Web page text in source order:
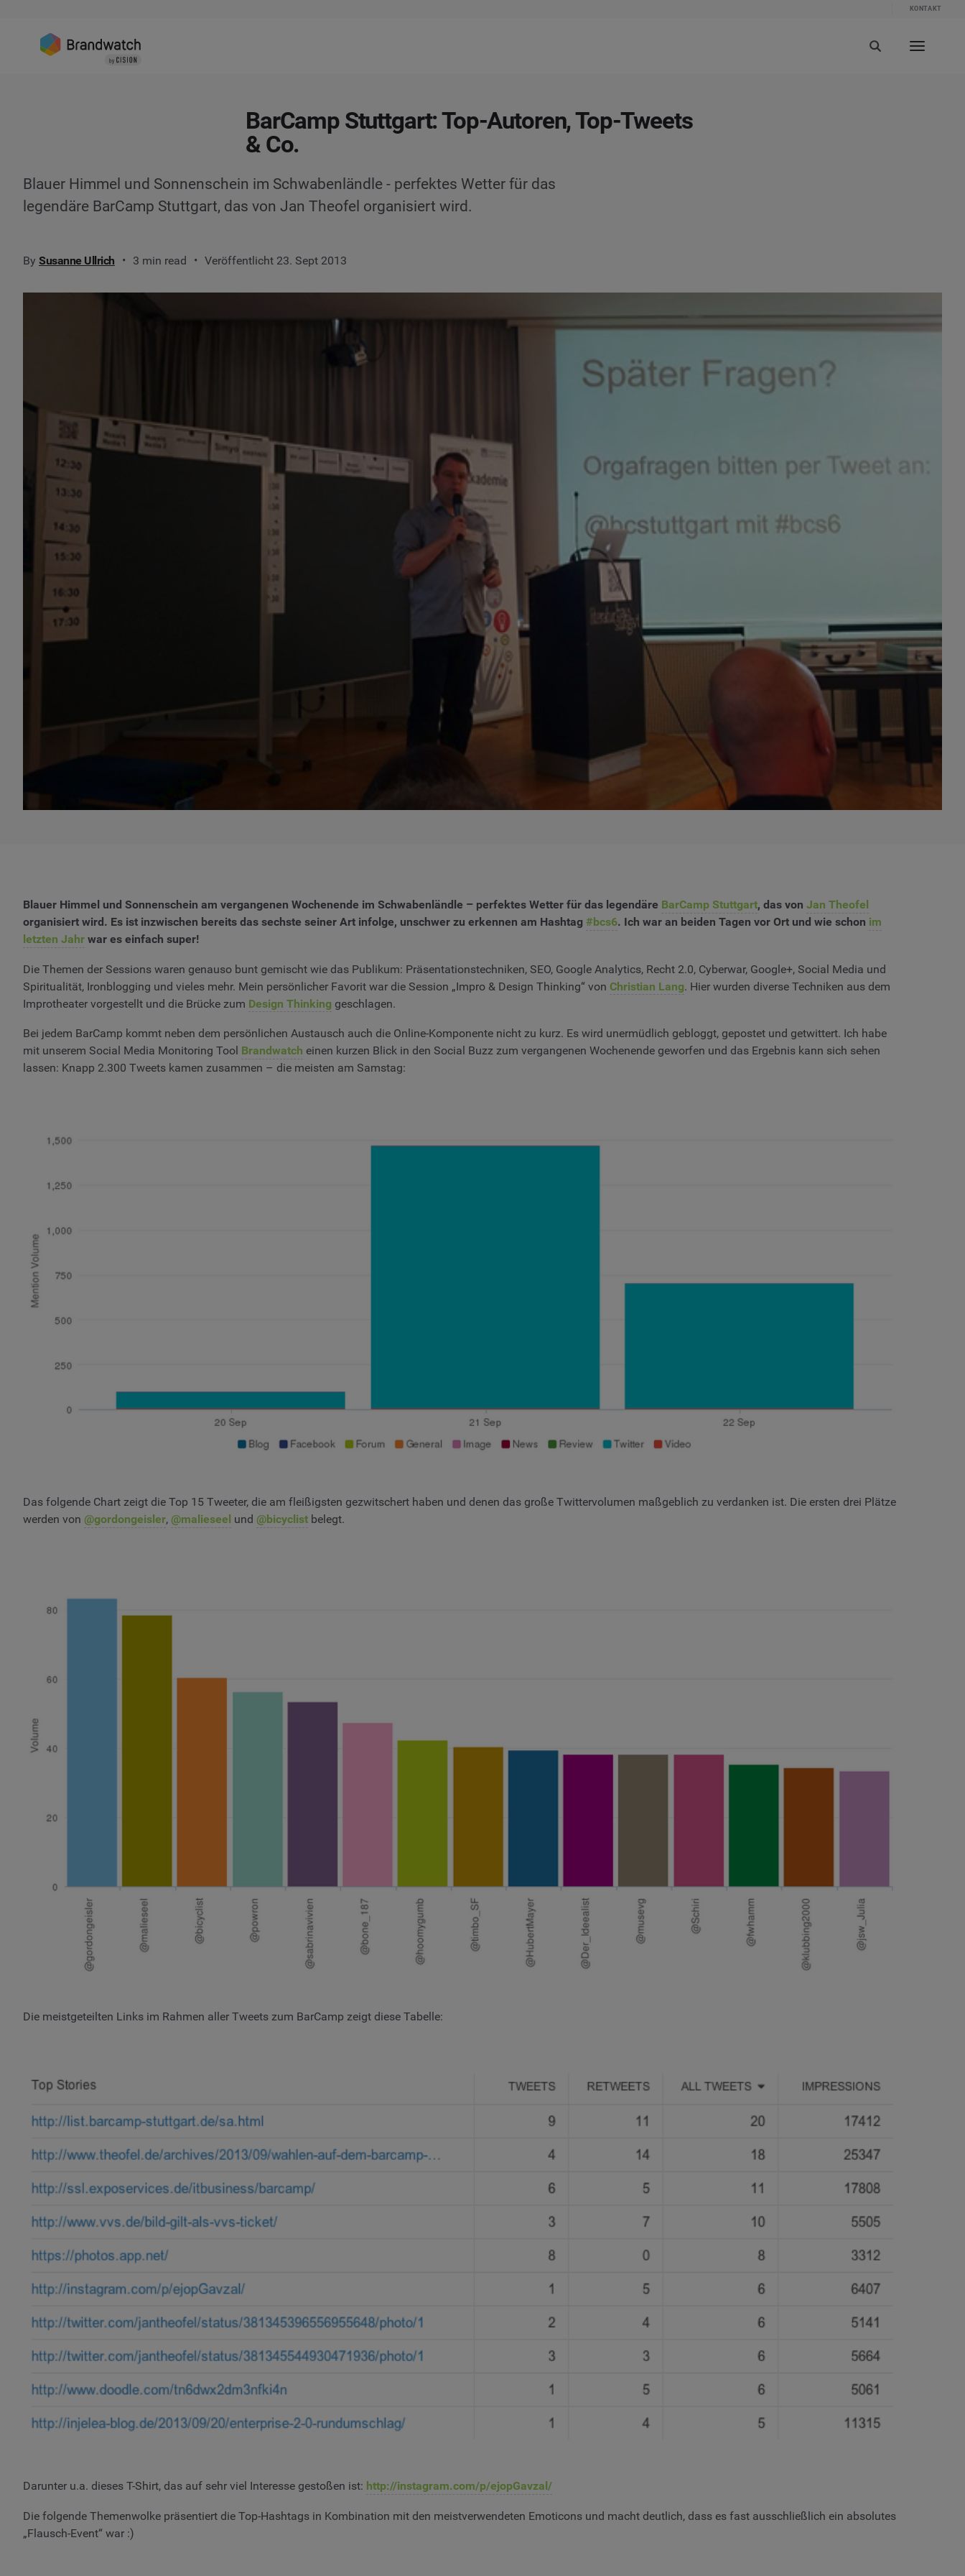
KONTAKT
BarCamp Stuttgart: Top-Autoren, Top-Tweets
& Co.
Blauer Himmel und Sonnenschein im Schwabenländle - perfektes Wetter für das
legendäre BarCamp Stuttgart, das von Jan Theofel organisiert wird.
By Susanne Ullrich 3 min read Veröffentlicht 23. Sept 2013
Blauer Himmel und Sonnenschein am vergangenen Wochenende im Schwabenländle – perfektes Wetter für das legendäre BarCamp Stuttgart, das von Jan Theofel
organisiert wird. Es ist inzwischen bereits das sechste seiner Art infolge, unschwer zu erkennen am Hashtag #bcs6. Ich war an beiden Tagen vor Ort und wie schon im
letzten Jahr war es einfach super!
Die Themen der Sessions waren genauso bunt gemischt wie das Publikum: Präsentationstechniken, SEO, Google Analytics, Recht 2.0, Cyberwar, Google+, Social Media und
Spiritualität, Ironblogging und vieles mehr. Mein persönlicher Favorit war die Session „Impro & Design Thinking“ von Christian Lang. Hier wurden diverse Techniken aus dem
Improtheater vorgestellt und die Brücke zum Design Thinking geschlagen.
Bei jedem BarCamp kommt neben dem persönlichen Austausch auch die Online-Komponente nicht zu kurz. Es wird unermüdlich gebloggt, gepostet und getwittert. Ich habe
mit unserem Social Media Monitoring Tool Brandwatch einen kurzen Blick in den Social Buzz zum vergangenen Wochenende geworfen und das Ergebnis kann sich sehen
lassen: Knapp 2.300 Tweets kamen zusammen – die meisten am Samstag:
Das folgende Chart zeigt die Top 15 Tweeter, die am fleißigsten gezwitschert haben und denen das große Twittervolumen maßgeblich zu verdanken ist. Die ersten drei Plätze
werden von @gordongeisler, @malieseel und @bicyclist belegt.
Die meistgeteilten Links im Rahmen aller Tweets zum BarCamp zeigt diese Tabelle:
Darunter u.a. dieses T-Shirt, das auf sehr viel Interesse gestoßen ist: http://instagram.com/p/ejopGavzal/
Die folgende Themenwolke präsentiert die Top-Hashtags in Kombination mit den meistverwendeten Emoticons und macht deutlich, dass es fast ausschließlich ein absolutes
„Flausch-Event“ war :)